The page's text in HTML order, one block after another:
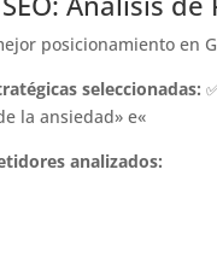
posicionamiento en
seleccionadas:
la ansiedad» e«
analizados: